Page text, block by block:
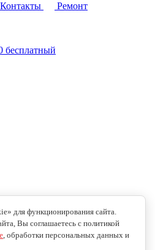
Контакты Ремонт
бесплатный
для функционирования сайта.
Вы соглашаетесь с политикой
, обработки персональных данных и